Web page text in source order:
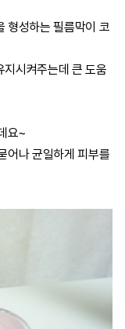
형성하는 필름막이 코
지시켜주는데 큰 도움
요~
어나 균일하게 피부를